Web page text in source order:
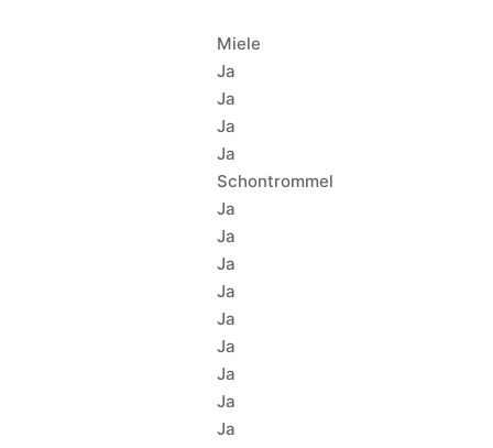
Miele
Ja
Ja
Ja
Ja
Schontrommel
Ja
Ja
Ja
Ja
Ja
Ja
Ja
Ja
Ja